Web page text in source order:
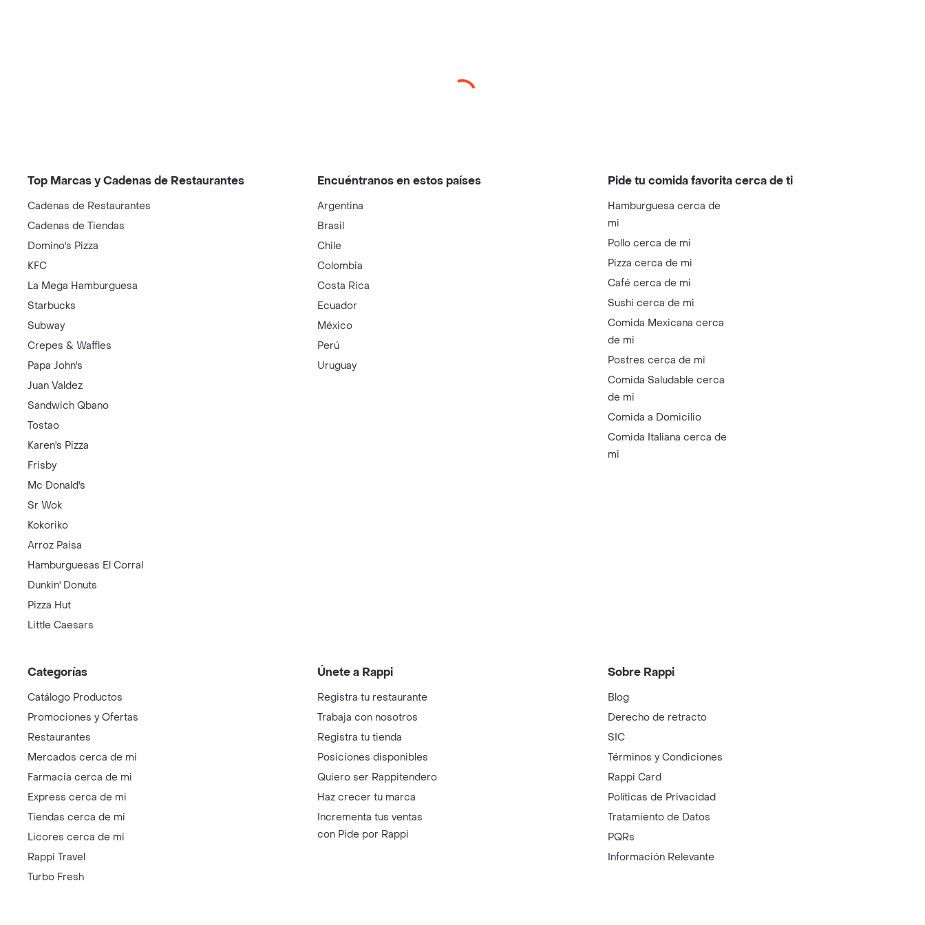
Top Marcas y Cadenas de Restaurantes
Cadenas de Restaurantes
Cadenas de Tiendas
Domino's Pizza
KFC
La Mega Hamburguesa
Starbucks
Subway
Crepes & Waffles
Papa John's
Juan Valdez
Sandwich Qbano
Tostao
Karen's Pizza
Frisby
Mc Donald's
Sr Wok
Kokoriko
Arroz Paisa
Hamburguesas El Corral
Dunkin' Donuts
Pizza Hut
Little Caesars
Encuéntranos en estos países
Argentina
Brasil
Chile
Colombia
Costa Rica
Ecuador
México
Perú
Uruguay
Pide tu comida favorita cerca de ti
Hamburguesa cerca de
mi
Pollo cerca de mi
Pizza cerca de mi
Café cerca de mi
Sushi cerca de mi
Comida Mexicana cerca
de mi
Postres cerca de mi
Comida Saludable cerca
de mi
Comida a Domicilio
Comida Italiana cerca de
mi
Categorías
Catálogo Productos
Promociones y Ofertas
Restaurantes
Mercados cerca de mi
Farmacia cerca de mi
Express cerca de mi
Tiendas cerca de mi
Licores cerca de mi
Rappi Travel
Turbo Fresh
Únete a Rappi
Registra tu restaurante
Trabaja con nosotros
Registra tu tienda
Posiciones disponibles
Quiero ser Rappitendero
Haz crecer tu marca
Incrementa tus ventas
con Pide por Rappi
Sobre Rappi
Blog
Derecho de retracto
SIC
Términos y Condiciones
Rappi Card
Políticas de Privacidad
Tratamiento de Datos
PQRs
Información Relevante